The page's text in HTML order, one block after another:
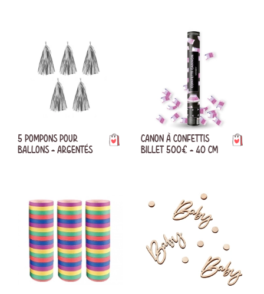
5 POMPONS POUR
BALLONS - ARGENTÉS
CANON À CONFETTIS
BILLET 500€ - 40 CM